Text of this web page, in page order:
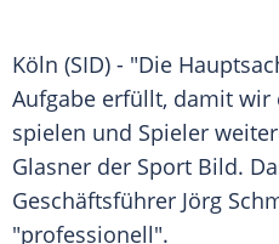
Köln (SID) - "Die
Aufgabe erfüllt, damit wir
spielen und Spieler
Glasner der Sport Bild.
Geschäftsführer Jörg
"professionell".